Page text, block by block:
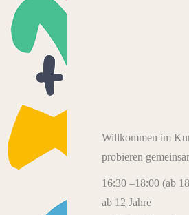
Willkommen im
probieren
16:30 –18:00 (ab
ab 12 Jahre